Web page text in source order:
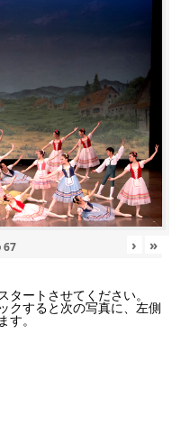
67 › »
タートさせてください。
クすると次の写真に、左側
す。